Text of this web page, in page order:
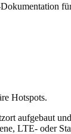
Hotspots.
aufgebaut
LTE- oder